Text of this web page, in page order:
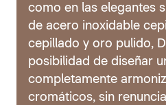
como en las elegantes
de acero inoxidable
cepillado y oro pulido,
posibilidad de diseñar
completamente
cromáticos, sin